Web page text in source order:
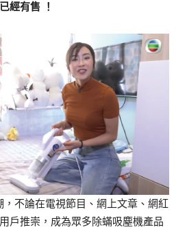
經有售 ！
，不論在電視節目、網上文章、網紅
戶推崇，成為眾多除蟎吸塵機產品